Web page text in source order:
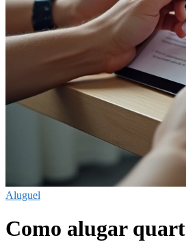
Aluguel
Como alugar